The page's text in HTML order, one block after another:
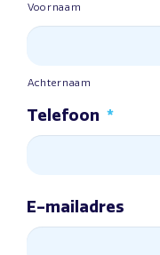
Voornaam
Achternaam
Telefoon *
E-mailadres